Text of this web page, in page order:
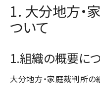
1. 大分地方・
ついて
1.組織の概要に
大分地方・家庭裁判所の